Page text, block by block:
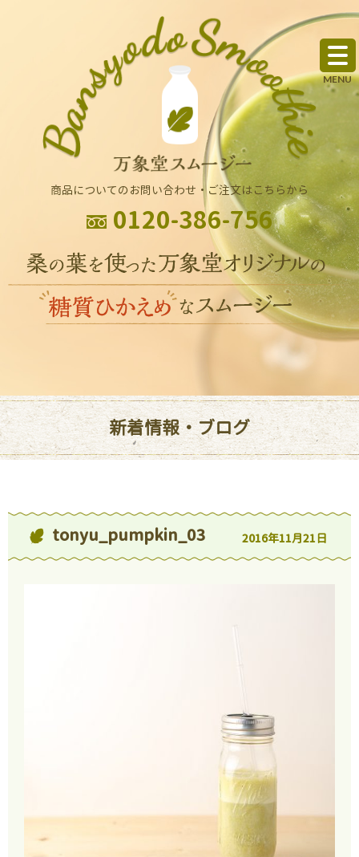
商品についてのお問い合わせ・ご注文はこちらから
0120-386-756
新着情報・ブログ
tonyu_pumpkin_03 2016年11月21日